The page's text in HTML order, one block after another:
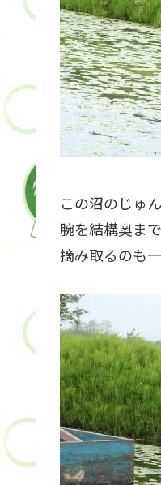
この沼のじゅ
腕を結構奥ま
摘み取るのも